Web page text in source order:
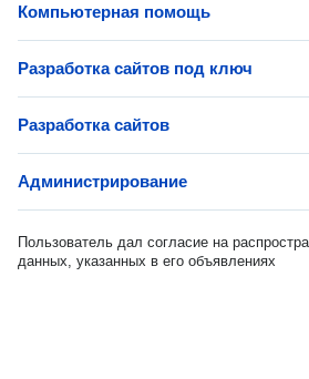
Компьютерная помощь
Разработка сайтов под ключ
Разработка сайтов
Администрирование
Пользователь дал согласие на
данных, указанных в его объявлениях